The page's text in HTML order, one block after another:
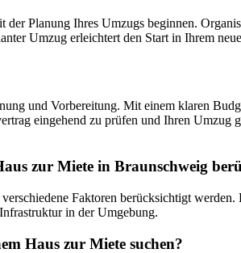
Planung Ihres Umzugs beginnen.
Umzug erleichtert den Start in Ihrem
und Vorbereitung. Mit einem klaren
eingehend zu prüfen und Ihren
zur Miete in Braunschweig
Faktoren berücksichtigt
in der Umgebung.
Haus zur Miete suchen?